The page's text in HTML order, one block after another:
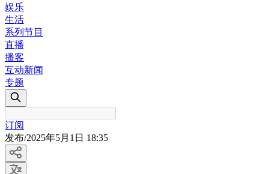
娱乐
生活
系列节目
直播
播客
互动新闻
专题
订阅
发布/2025年5月1日 18:35